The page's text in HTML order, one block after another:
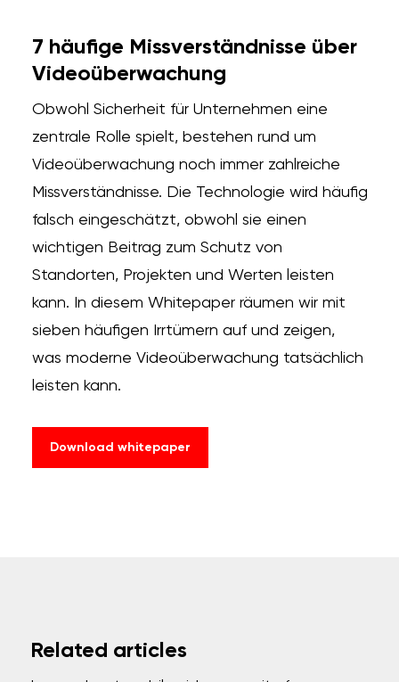
7 häufige Missverständnisse über
Videoüberwachung
Obwohl Sicherheit für Unternehmen eine
zentrale Rolle spielt, bestehen rund um
Videoüberwachung noch immer zahlreiche
Missverständnisse. Die Technologie wird häufig
falsch eingeschätzt, obwohl sie einen
wichtigen Beitrag zum Schutz von
Standorten, Projekten und Werten leisten
kann. In diesem Whitepaper räumen wir mit
sieben häufigen Irrtümern auf und zeigen,
was moderne Videoüberwachung tatsächlich
leisten kann.
Download whitepaper
Related articles